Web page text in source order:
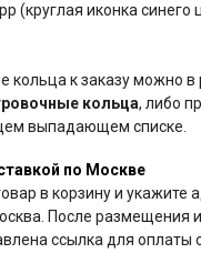
(круглая иконка синего
кольца к заказу можно в
кольца, либо
выпадающем списке.
по Москве
в корзину и укажите
После размещения
ссылка для оплаты